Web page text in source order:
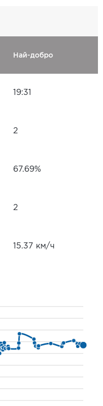
Най-добро
19:31
2
67.69%
2
15.37 км/ч